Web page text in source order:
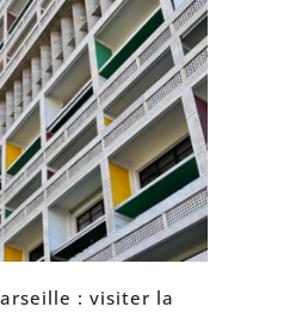
: visiter la